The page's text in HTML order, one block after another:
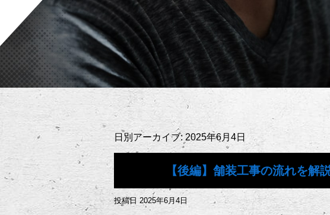
日別アーカイブ: 2025年6月4日
【後編】舗装工事の流れを
投稿日 2025年6月4日